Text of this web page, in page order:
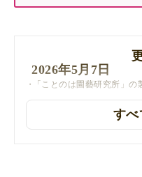
2026年5月7日
「ことのは園藝研究所」
すべ